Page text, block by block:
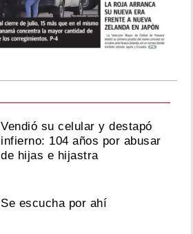
Vendió su celular y destapó
infierno: 104 años por abusar
de hijas e hijastra
Se escucha por ahí